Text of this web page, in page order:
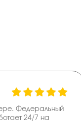
Федеральный
24/7 на